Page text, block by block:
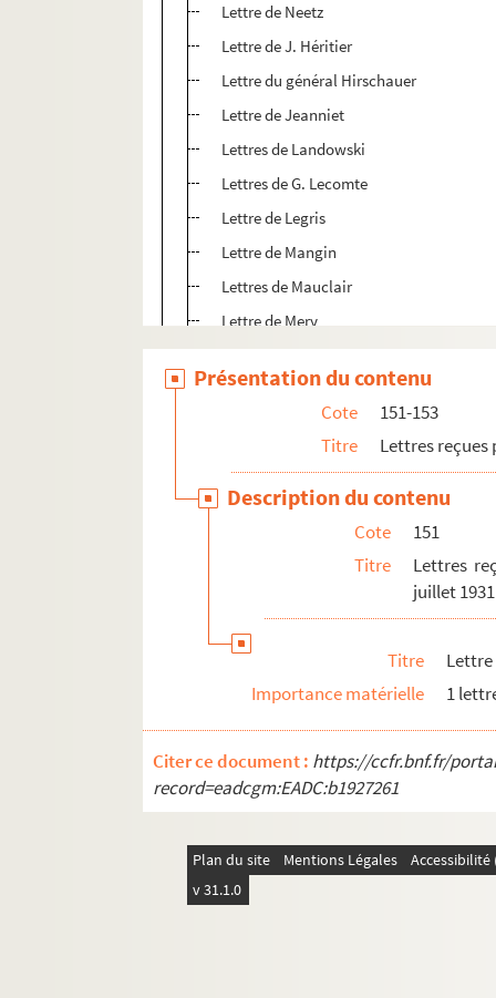
Lettre de Neetz
Lettre de J. Héritier
Lettre du général Hirschauer
Lettre de Jeanniet
Lettres de Landowski
Lettres de G. Lecomte
Lettre de Legris
Lettre de Mangin
Lettres de Mauclair
Lettre de Mery
Lettre de Montherlant
Lettre de Psichari
Lettre de Régnier
Lettre de Jules Romains
Lettre de Sharp
Lettre de Paul Valéry
Lettre du général Weygand
152. Lettres et télégrammes de Paul Adam
153. Documents divers après le décès de
Présentation du contenu
Cote
151-153
Titre
Lettres reçues
Description du contenu
Cote
151
Titre
Lettres
juillet 1931
Titre
Importance matérielle
1
Citer ce document : https://ccfr.bnf.fr/
record=eadcgm:EADC:b1927261
Plan du site Mentions Légales
v 31.1.0